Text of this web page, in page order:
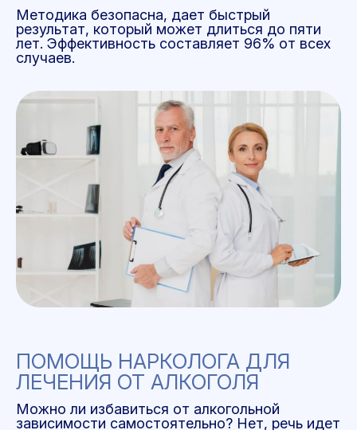
Методика безопасна, дает быстрый
результат, который может длиться до пяти
лет. Эффективность составляет 96% от всех
случаев.
ПОМОЩЬ НАРКОЛОГА ДЛЯ
ЛЕЧЕНИЯ ОТ АЛКОГОЛЯ
Можно ли избавиться от алкогольной
зависимости самостоятельно? Нет, речь идет